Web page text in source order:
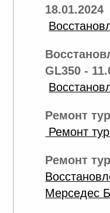
18.01.2024
GL350 -
Ремонт
Ремонт
Ремонт
Мерседес